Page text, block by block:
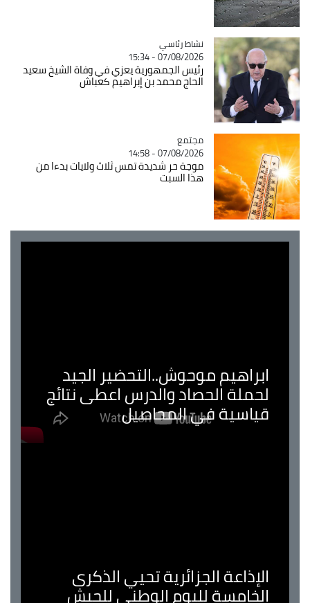
Catégorie
نشاط رئاسي
07/08/2026 - 15:34
رئيس الجمهورية يعزي في وفاة الشيخ سعيد
الحاج محمد بن إبراهيم كعباش
Catégorie
مجتمع
07/08/2026 - 14:58
موجة حر شديدة تمس ثلاث ولايات بدءا من
هذا السبت
ابراهيم موحوش..التحضير الجيد
لحملة الحصاد والدرس اعطى نتائج
قياسية في المحاصيل
الإذاعة الجزائرية تحيي الذكرى
الخامسة لليوم الوطني للجيش